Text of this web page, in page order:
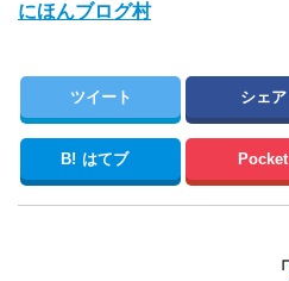
にほんブログ村
ツイート シェア
B! はてブ Pocket
「